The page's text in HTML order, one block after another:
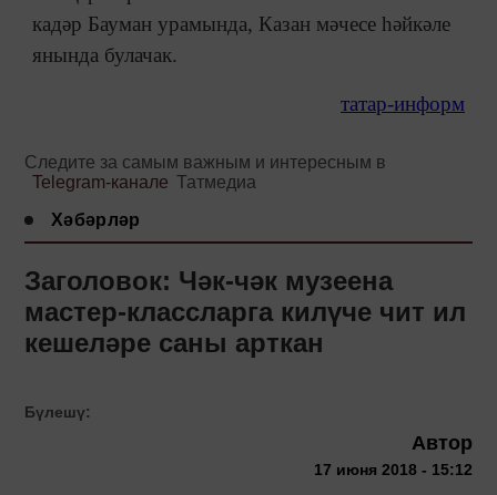
кадәр Бауман урамында, Казан мәчесе һәйкәле
янында булачак.
татар-информ
Следите за самым важным и интересным в
Telegram-канале Татмедиа
Хәбәрләр
Заголовок: Чәк-чәк музеена
мастер-классларга килүче чит ил
кешеләре саны арткан
Бүлешү:
Автор
17 июня 2018 - 15:12